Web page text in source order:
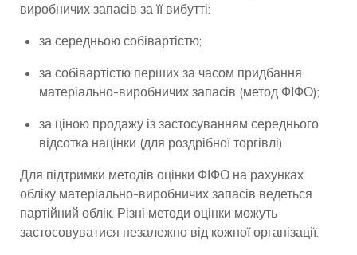
виробничих запасів за її вибутті:
за середньою собівартістю;
за собівартістю перших за часом придбання
матеріально-виробничих запасів (метод ФІФО);
за ціною продажу із застосуванням середнього
відсотка націнки (для роздрібної торгівлі).
Для підтримки методів оцінки ФІФО на рахунках
обліку матеріально-виробничих запасів ведеться
партійний облік. Різні методи оцінки можуть
застосовуватися незалежно від кожної організації.